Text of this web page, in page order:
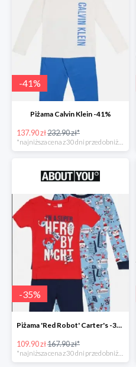
-41%
Piżama Calvin Klein -41%
137.90 zł232.90 zł*
*najniższa cena z 30 dni przed obniżką
-35%
Piżama 'Red Robot' Carter's -35%
109.90 zł167.90 zł*